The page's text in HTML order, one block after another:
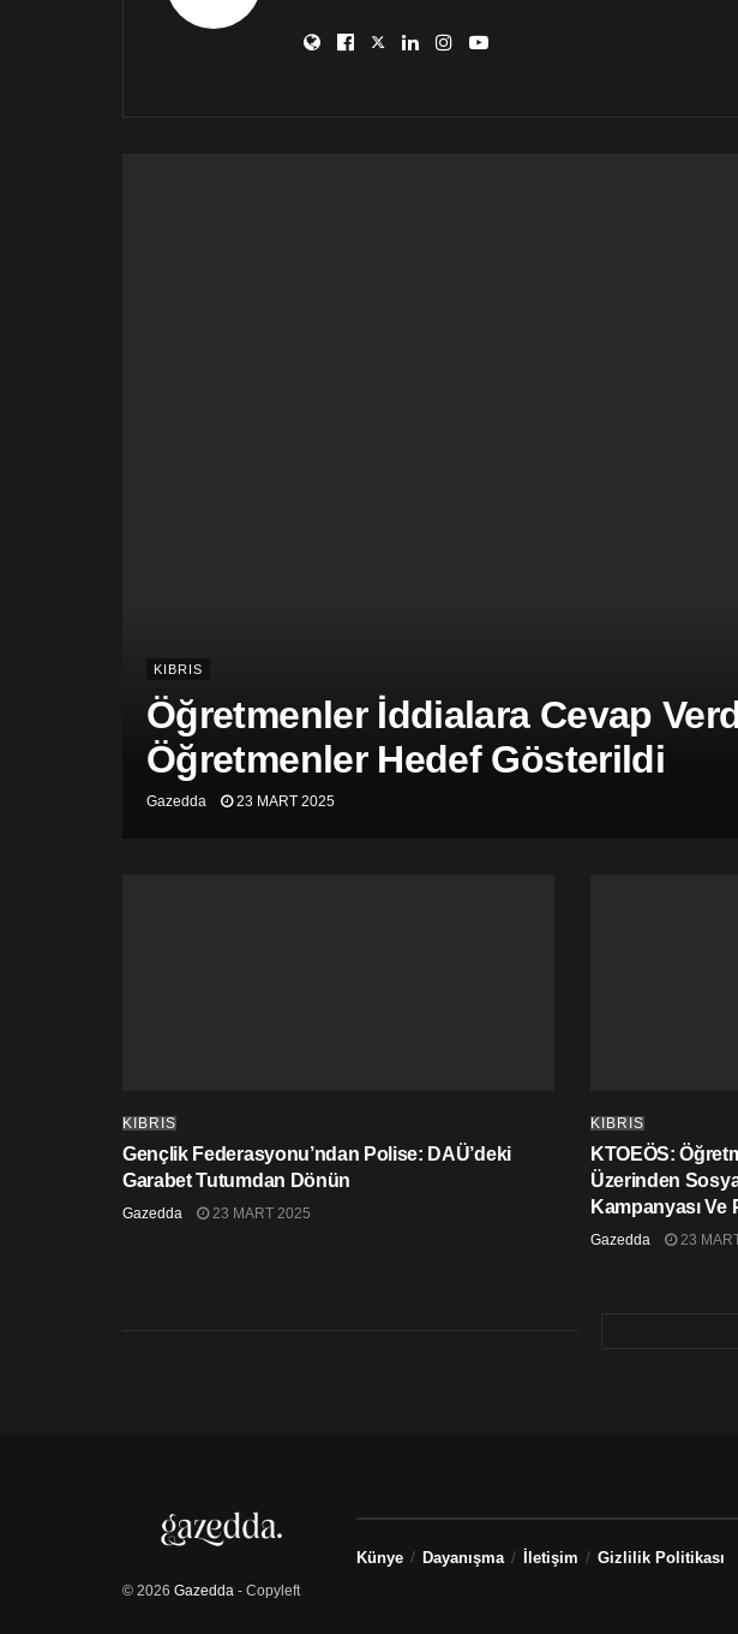
KIBRIS
Öğretmenler İddialara Cevap
Öğretmenler Hedef Gösterildi
Gazedda 23 MART 2025
KIBRIS
Gençlik Federasyonu’ndan Polise: DAÜ’deki
Garabet Tutumdan Dönün
Gazedda 23 MART 2025
KIBRIS
KTOEÖS:
Üzerinden
Kampanyası Ve
Gazedda 23
© 2026 Gazedda - Copyleft
Künye Dayanışma İletişim Gizlilik Politikası